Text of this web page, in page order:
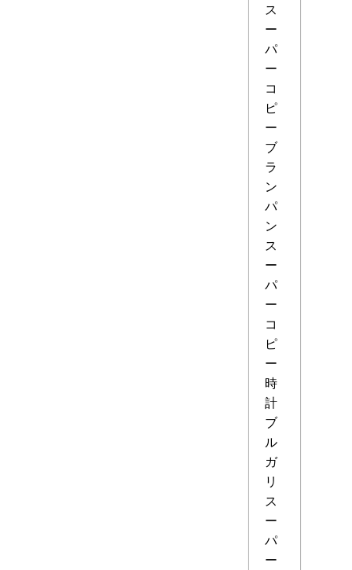
ス
ー
パ
ー
コ
ピ
ー
ブ
ラ
ン
パ
ン
ス
ー
パ
ー
コ
ピ
ー
時
計
ブ
ル
ガ
リ
ス
ー
パ
ー